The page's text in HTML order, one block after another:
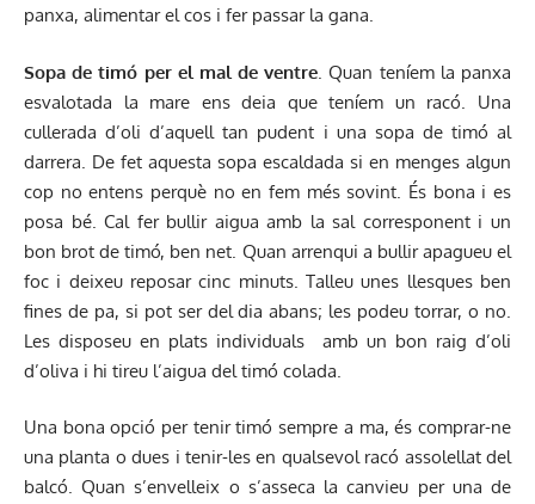
panxa, alimentar el cos i fer passar la gana.
Sopa de timó per el mal de ventre. Quan teníem la panxa
esvalotada la mare ens deia que teníem un racó. Una
cullerada d’oli d’aquell tan pudent i una sopa de timó al
darrera. De fet aquesta sopa escaldada si en menges algun
cop no entens perquè no en fem més sovint. És bona i es
posa bé. Cal fer bullir aigua amb la sal corresponent i un
bon brot de timó, ben net. Quan arrenqui a bullir apagueu el
foc i deixeu reposar cinc minuts. Talleu unes llesques ben
fines de pa, si pot ser del dia abans; les podeu torrar, o no.
Les disposeu en plats individuals amb un bon raig d’oli
d’oliva i hi tireu l’aigua del timó colada.
Una bona opció per tenir timó sempre a ma, és comprar-ne
una planta o dues i tenir-les en qualsevol racó assolellat del
balcó. Quan s’envelleix o s’asseca la canvieu per una de